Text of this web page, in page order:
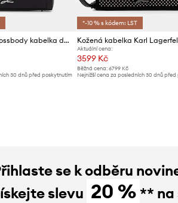
Karl Lagerfeld crossbody kabelka dámská kožená K/AUTOGRAPH
30 dnů před poskytnutím
*-10 % s kódem: LST
Aktuální cena:
3599 Kč
Běžná cena:6799 Kč
Nejnižší cena za posledních 30 dnů
se k odběru
slevu 20 % ** na